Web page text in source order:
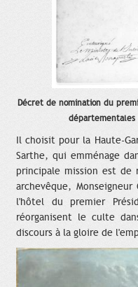
Décret de nomination du
départementales
Il choisit pour la Haute-
Sarthe, qui emménage
principale mission est
archevêque, Monseigneur
l'hôtel du premier
réorganisent le culte
discours à la gloire de